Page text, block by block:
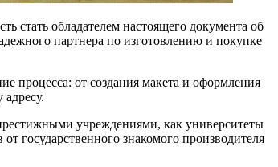
стать обладателем настоящего документа об
партнера по изготовлению и покупке
процесса: от создания макета и оформления
учреждениями, как университеты
государственного знакомого производителя